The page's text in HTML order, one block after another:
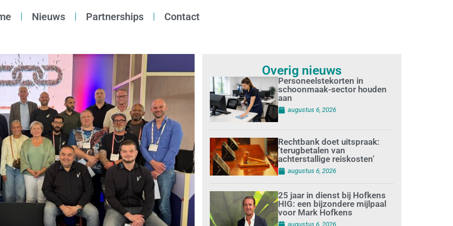
Nieuws Partnerships Contact
Overig nieuws
Personeelstekorten in
schoonmaak-sector houden
aan
augustus 6, 2026
Rechtbank doet uitspraak:
’terugbetalen van
achterstallige reiskosten’
augustus 6, 2026
25 jaar in dienst bij Hofkens
HIG: een bijzondere mijlpaal
voor Mark Hofkens
augustus 6, 2026